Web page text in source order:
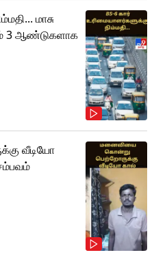
மாசு
3 ஆண்டுகளாக
வீடியோ